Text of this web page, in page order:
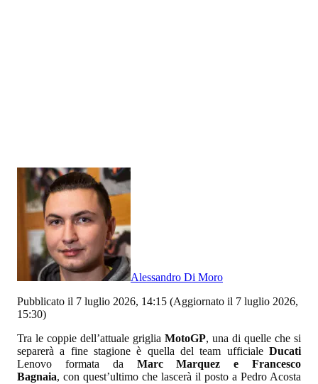
Alessandro Di Moro
Pubblicato il 7 luglio 2026, 14:15 (Aggiornato il 7 luglio 2026,
15:30)
Tra le coppie dell’attuale griglia MotoGP, una di quelle che si
separerà a fine stagione è quella del team ufficiale Ducati
Lenovo formata da Marc Marquez e Francesco
Bagnaia, con quest’ultimo che lascerà il posto a Pedro Acosta